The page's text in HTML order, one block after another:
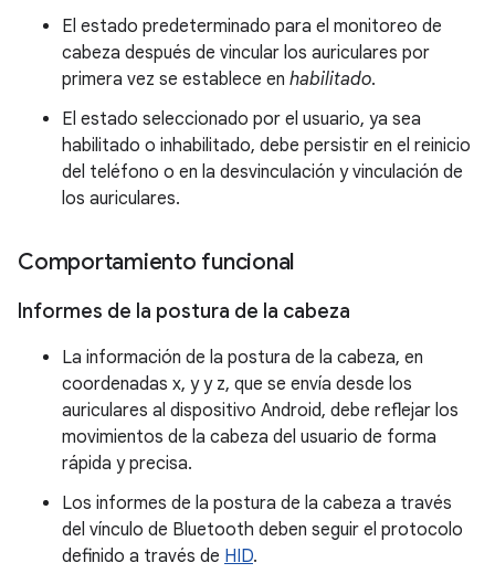
El estado predeterminado para el monitoreo de
cabeza después de vincular los auriculares por
primera vez se establece en habilitado.
El estado seleccionado por el usuario, ya sea
habilitado o inhabilitado, debe persistir en el reinicio
del teléfono o en la desvinculación y vinculación de
los auriculares.
Comportamiento funcional
Informes de la postura de la cabeza
La información de la postura de la cabeza, en
coordenadas x, y y z, que se envía desde los
auriculares al dispositivo Android, debe reflejar los
movimientos de la cabeza del usuario de forma
rápida y precisa.
Los informes de la postura de la cabeza a través
del vínculo de Bluetooth deben seguir el protocolo
definido a través de HID.